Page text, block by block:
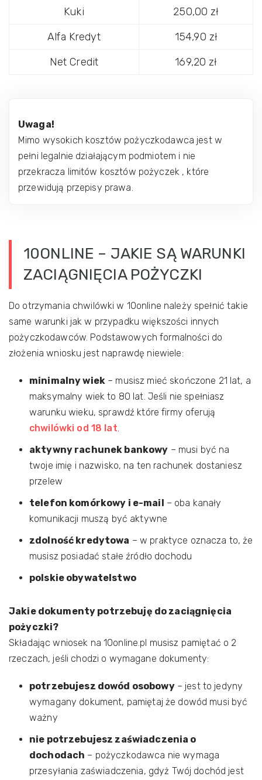
Kuki
250,00 zł
Alfa Kredyt
154,90 zł
Net Credit
169,20 zł
Uwaga!
Mimo wysokich kosztów pożyczkodawca jest w
pełni legalnie działającym podmiotem i nie
przekracza limitów kosztów pożyczek , które
przewidują przepisy prawa.
10ONLINE – JAKIE SĄ WARUNKI
ZACIĄGNIĘCIA POŻYCZKI
Do otrzymania chwilówki w 10online należy spełnić takie
same warunki jak w przypadku większości innych
pożyczkodawców. Podstawowych formalności do
złożenia wniosku jest naprawdę niewiele:
minimalny wiek – musisz mieć skończone 21 lat, a
maksymalny wiek to 80 lat. Jeśli nie spełniasz
warunku wieku, sprawdź które firmy oferują
chwilówki od 18 lat.
aktywny rachunek bankowy – musi być na
twoje imię i nazwisko, na ten rachunek dostaniesz
przelew
telefon komórkowy i e-mail – oba kanały
komunikacji muszą być aktywne
zdolność kredytowa – w praktyce oznacza to, że
musisz posiadać stałe źródło dochodu
polskie obywatelstwo
Jakie dokumenty potrzebuję do zaciągnięcia
pożyczki?
Składając wniosek na 10online.pl musisz pamiętać o 2
rzeczach, jeśli chodzi o wymagane dokumenty:
potrzebujesz dowód osobowy– jest to jedyny
wymagany dokument, pamiętaj że dowód musi być
ważny
nie potrzebujesz zaświadczenia o
dochodach – pożyczkodawca nie wymaga
przesyłania zaświadczenia, gdyż Twój dochód jest